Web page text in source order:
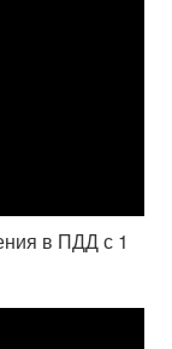
в ПДД с 1